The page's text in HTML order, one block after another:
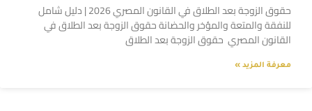
حقوق الزوجة بعد الطلاق في القانون المصري 2026 | دليل شامل
للنفقة والمتعة والمؤخر والحضانة حقوق الزوجة بعد الطلاق في
القانون المصري حقوق الزوجة بعد الطلاق
معرفة المزيد »